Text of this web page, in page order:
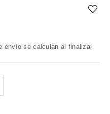
envío se calculan al finalizar